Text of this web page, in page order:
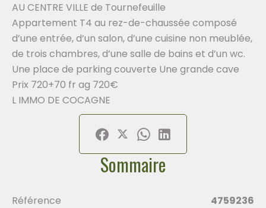
AU CENTRE VILLE de Tournefeuille
Appartement T4 au rez-de-chaussée composé
d’une entrée, d’un salon, d’une cuisine non meublée,
de trois chambres, d’une salle de bains et d’un wc.
Une place de parking couverte Une grande cave
Prix 720+70 fr ag 720€
L IMMO DE COCAGNE
Sommaire
Référence 4759236